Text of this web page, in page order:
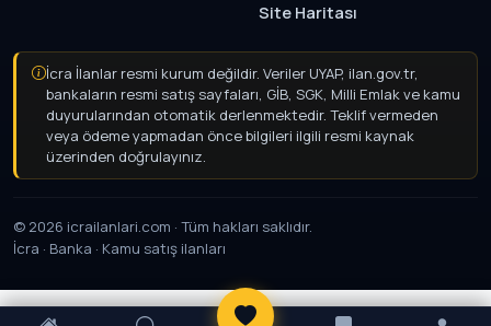
Site Haritası
İcra İlanlar resmi kurum değildir. Veriler UYAP, ilan.gov.tr,
bankaların resmi satış sayfaları, GİB, SGK, Milli Emlak ve kamu
duyurularından otomatik derlenmektedir. Teklif vermeden
veya ödeme yapmadan önce bilgileri ilgili resmi kaynak
üzerinden doğrulayınız.
© 2026 icrailanlari.com · Tüm hakları saklıdır.
İcra · Banka · Kamu satış ilanları